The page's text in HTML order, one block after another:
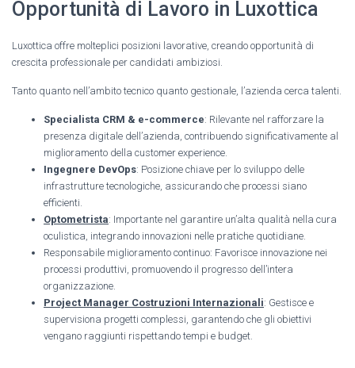
Opportunità di Lavoro in Luxottica
Luxottica offre molteplici posizioni lavorative, creando opportunità di
crescita professionale per candidati ambiziosi.
Tanto quanto nell’ambito tecnico quanto gestionale, l’azienda cerca talenti.
Specialista CRM & e-commerce: Rilevante nel rafforzare la
presenza digitale dell’azienda, contribuendo significativamente al
miglioramento della customer experience.
Ingegnere DevOps: Posizione chiave per lo sviluppo delle
infrastrutture tecnologiche, assicurando che processi siano
efficienti.
Optometrista: Importante nel garantire un’alta qualità nella cura
oculistica, integrando innovazioni nelle pratiche quotidiane.
Responsabile miglioramento continuo: Favorisce innovazione nei
processi produttivi, promuovendo il progresso dell’intera
organizzazione.
Project Manager Costruzioni Internazionali: Gestisce e
supervisiona progetti complessi, garantendo che gli obiettivi
vengano raggiunti rispettando tempi e budget.